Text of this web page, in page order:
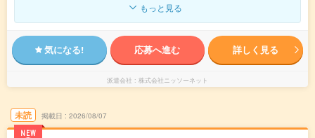
もっと見る
気になる! 応募へ進む 詳しく見る
派遣会社 株式会社ニッソーネット
未読
NEW
掲載日 2026/08/07